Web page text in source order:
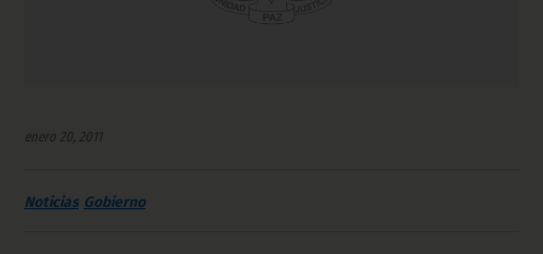
enero 20, 2011
Noticias Gobierno